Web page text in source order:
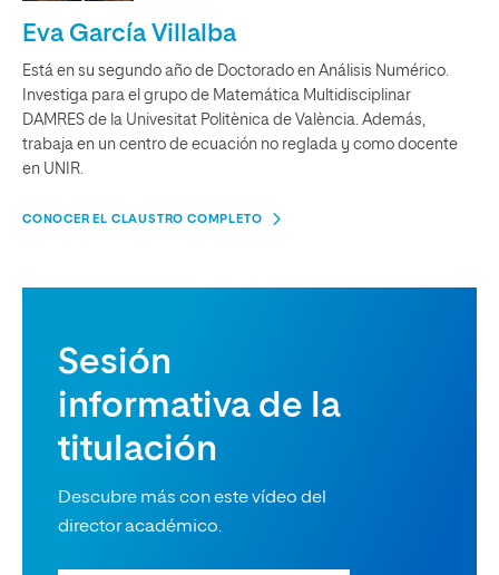
Eva García Villalba
Está en su segundo año de Doctorado en Análisis Numérico.
Investiga para el grupo de Matemática Multidisciplinar
DAMRES de la Univesitat Politènica de València. Además,
trabaja en un centro de ecuación no reglada y como docente
en UNIR.
CONOCER EL CLAUSTRO COMPLETO
Sesión
informativa de la
titulación
Descubre más con este vídeo del
director académico.